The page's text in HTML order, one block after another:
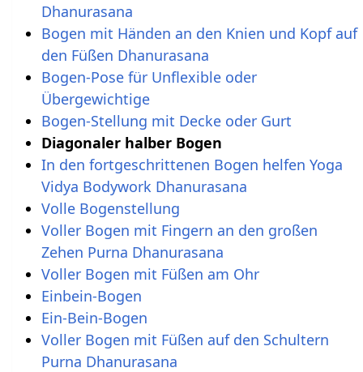
Dhanurasana
Bogen mit Händen an den Knien und Kopf auf
den Füßen Dhanurasana
Bogen-Pose für Unflexible oder
Übergewichtige
Bogen-Stellung mit Decke oder Gurt
Diagonaler halber Bogen
In den fortgeschrittenen Bogen helfen Yoga
Vidya Bodywork Dhanurasana
Volle Bogenstellung
Voller Bogen mit Fingern an den großen
Zehen Purna Dhanurasana
Voller Bogen mit Füßen am Ohr
Einbein-Bogen
Ein-Bein-Bogen
Voller Bogen mit Füßen auf den Schultern
Purna Dhanurasana